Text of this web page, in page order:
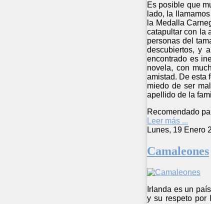
Es posible que
lado, la
la Medalla
catapultar con la
personas del
descubiertos, y
encontrado es
novela, con
amistad. De esta
miedo de ser
apellido de la
Recomendado
Leer más ...
Lunes, 19 Enero
Camaleones
Irlanda es un
y su respeto por